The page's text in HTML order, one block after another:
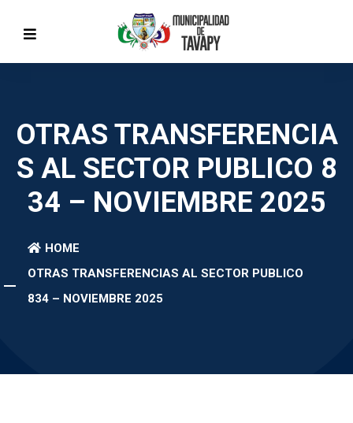
OTRAS TRANSFERENCIA
S AL SECTOR PUBLICO 8
34 – NOVIEMBRE 2025
HOME
OTRAS TRANSFERENCIAS AL SECTOR PUBLICO
834 – NOVIEMBRE 2025